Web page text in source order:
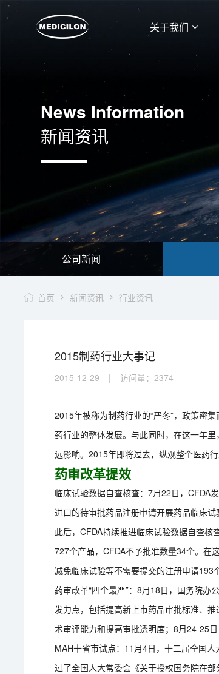
关于我们
News Information
新闻资讯
公司新闻
首页 新闻资讯 行业资讯
2015制药行业大事记
2015-12-29 | 访问量：2374
2015年被称为制药行业的“严冬”，政策密
药行业的整体发展。与此同时，在这一年
远影响。2015年即将过去，纵观整个医药
药审改革提效
临床试验数据自查核查：7月22日，CFDA
进口的待审批药品注册申请开展药品临床
此后，CFDA持续推进临床试验数据自查
727个产品，CFDA不予批准数量34个。在
减免临床试验等不需要提交的注册申请193
药审改革“四个最严”：8月18日，国务院办
发力点，包括提高新上市药品审批标准、
术审评能力和提高审批透明度；8月24-25
MAH十省市试点：11月4日，十二届全国
过了全国人大常委会《关于授权国务院在